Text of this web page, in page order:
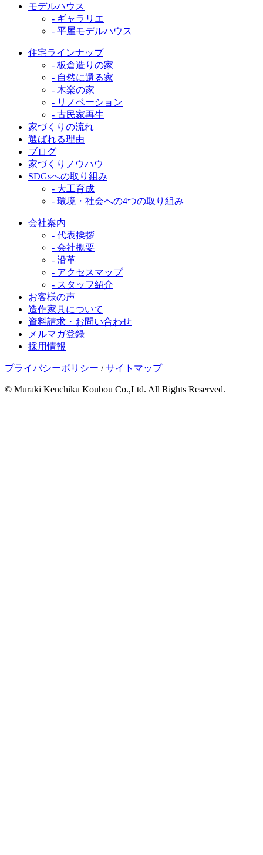
モデルハウス
- ギャラリエ
- 平屋モデルハウス
住宅ラインナップ
- 板倉造りの家
- 自然に還る家
- 木楽の家
- リノベーション
- 古民家再生
家づくりの流れ
選ばれる理由
ブログ
家づくりノウハウ
SDGsへの取り組み
- 大工育成
- 環境・社会への4つの取り組み
会社案内
- 代表挨拶
- 会社概要
- 沿革
- アクセスマップ
- スタッフ紹介
お客様の声
造作家具について
資料請求・お問い合わせ
メルマガ登録
採用情報
プライバシーポリシー /サイトマップ
© Muraki Kenchiku Koubou Co.,Ltd. All Rights Reserved.